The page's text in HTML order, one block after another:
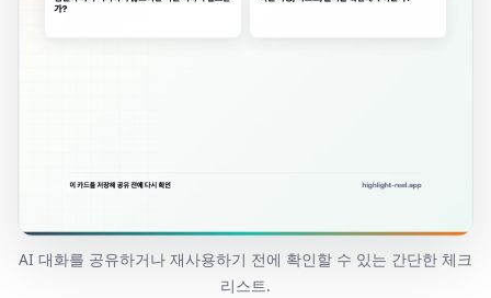
AI 대화를 공유하거나 재사용하기 전에 확인할 수 있는 간단한 체크
리스트.